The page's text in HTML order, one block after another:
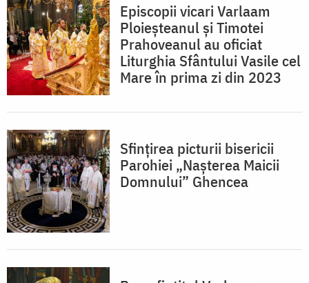
Episcopii vicari Varlaam
Ploieșteanul și Timotei
Prahoveanul au oficiat
Liturghia Sfântului Vasile cel
Mare în prima zi din 2023
Sfinţirea picturii bisericii
Parohiei „Naşterea Maicii
Domnului” Ghencea